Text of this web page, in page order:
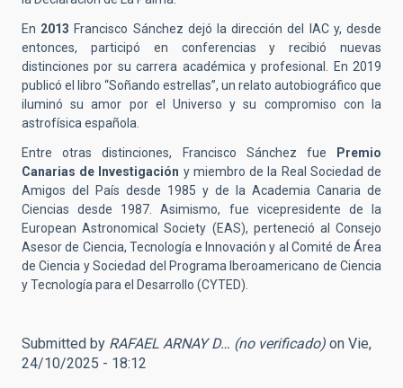
En 2013 Francisco Sánchez dejó la dirección del IAC y, desde
entonces, participó en conferencias y recibió nuevas
distinciones por su carrera académica y profesional. En 2019
publicó el libro “Soñando estrellas”, un relato autobiográfico que
iluminó su amor por el Universo y su compromiso con la
astrofísica española.
Entre otras distinciones, Francisco Sánchez fue
Premio
Canarias de Investigación y miembro de la Real Sociedad de
Amigos del País desde 1985 y de la Academia Canaria de
Ciencias desde 1987. Asimismo, fue vicepresidente de la
European Astronomical Society (EAS), perteneció al Consejo
Asesor de Ciencia, Tecnología e Innovación y al Comité de Área
de Ciencia y Sociedad del Programa Iberoamericano de Ciencia
y Tecnología para el Desarrollo (CYTED).
Submitted by RAFAEL ARNAY D… (no verificado) on Vie,
24/10/2025 - 18:12